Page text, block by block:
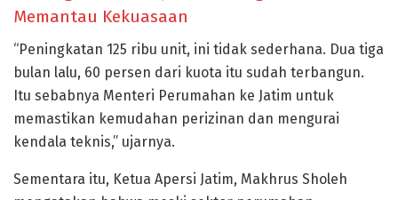
Memantau Kekuasaan
“Peningkatan 125 ribu unit, ini tidak sederhana. Dua tiga
bulan lalu, 60 persen dari kuota itu sudah terbangun.
Itu sebabnya Menteri Perumahan ke Jatim untuk
memastikan kemudahan perizinan dan mengurai
kendala teknis,” ujarnya.
Sementara itu, Ketua Apersi Jatim, Makhrus Sholeh